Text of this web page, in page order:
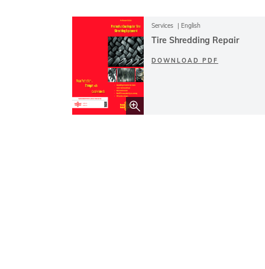
Services English
Tire Shredding Repair
DOWNLOAD PDF